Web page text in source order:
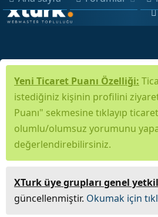
Yeni Ticaret Puanı Özelliği:
istediğiniz kişinin profilini
Puanı" sekmesine tıklayıp
olumlu/olumsuz yorumunu
değerlendirebilirsiniz.
XTurk üye grupları genel
güncellenmiştir. Okumak için